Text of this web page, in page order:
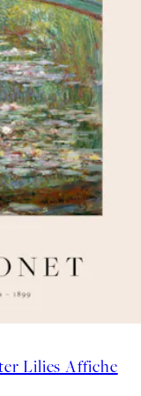
Lilies Affiche